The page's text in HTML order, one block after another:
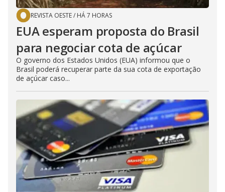
REVISTA OESTE/ HÁ 7 HORAS
EUA esperam proposta do Brasil
para negociar cota de açúcar
O governo dos Estados Unidos (EUA) informou que o
Brasil poderá recuperar parte da sua cota de exportação
de açúcar caso...